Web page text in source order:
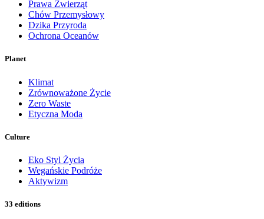
Prawa Zwierząt
Chów Przemysłowy
Dzika Przyroda
Ochrona Oceanów
Planet
Klimat
Zrównoważone Życie
Zero Waste
Etyczna Moda
Culture
Eko Styl Życia
Wegańskie Podróże
Aktywizm
33 editions